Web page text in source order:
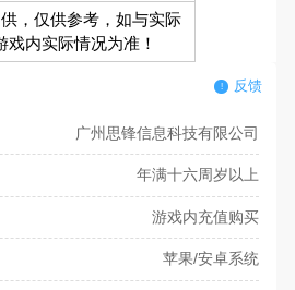
，仅供参考，如与实际
内实际情况为准！
反馈
广州思锋信息科技有限公司
年满十六周岁以上
游戏内充值购买
苹果/安卓系统